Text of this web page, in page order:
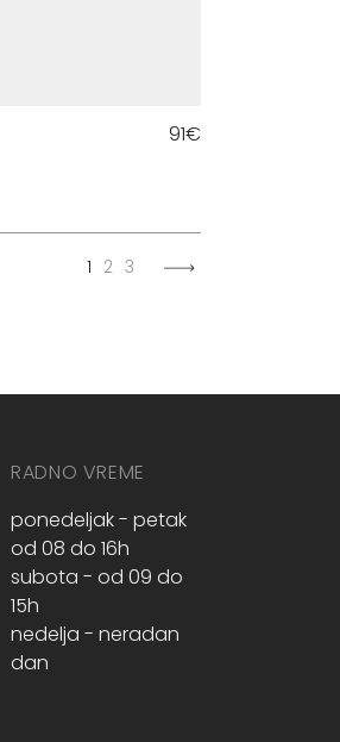
91€
1 2 3
RADNO VREME
ponedeljak - petak
od 08 do 16h
subota - od 09 do
15h
nedelja - neradan
dan